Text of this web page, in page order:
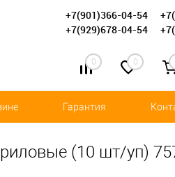
+7(901)366-04-54
+7(929)678-04-54
0 0
Гарантия
(10 шт/уп)